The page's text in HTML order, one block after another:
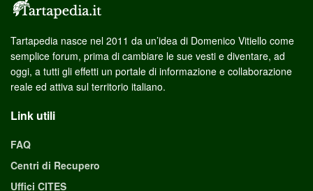
Tartapedia nasce nel 2011 da un’idea di Domenico Vitiello come
semplice forum, prima di cambiare le sue vesti e diventare, ad
oggi, a tutti gli effetti un portale di informazione e collaborazione
reale ed attiva sul territorio italiano.
Link utili
FAQ
Centri di Recupero
Uffici CITES